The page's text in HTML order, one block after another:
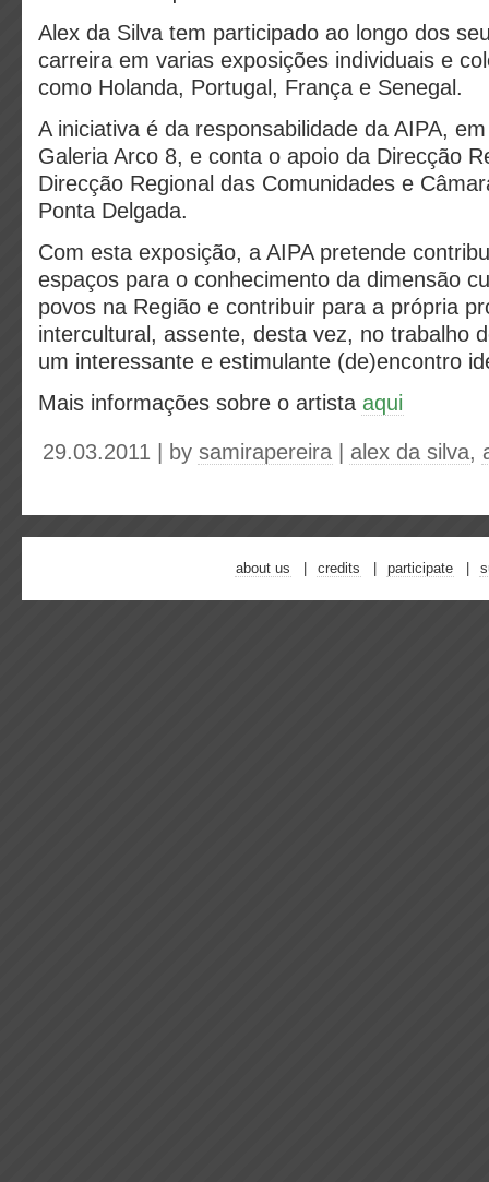
Alex da Silva tem participado ao longo dos
carreira em varias exposições individuais e
como Holanda, Portugal, França e Senegal.
A iniciativa é da responsabilidade da AIPA,
Galeria Arco 8, e conta o apoio da Direcção
Direcção Regional das Comunidades e
Ponta Delgada.
Com esta exposição, a AIPA pretende
espaços para o conhecimento da dimensão
povos na Região e contribuir para a própria
intercultural, assente, desta vez, no trabalho
um interessante e estimulante (de)encontro
Mais informações sobre o artista aqui
29.03.2011 | by samirapereira alex da silva,
about us credits participate